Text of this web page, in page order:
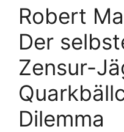
e
r
Robert
Der
Zensur-
Dilemma